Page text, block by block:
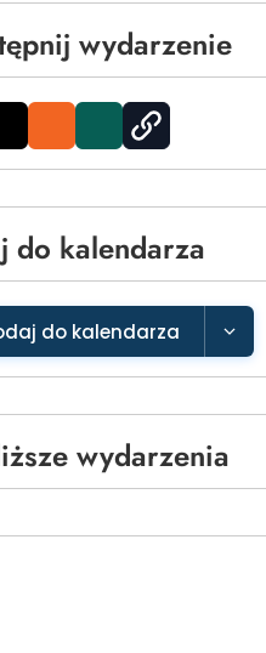
wydarzenie
do kalendarza
do kalendarza
wydarzenia